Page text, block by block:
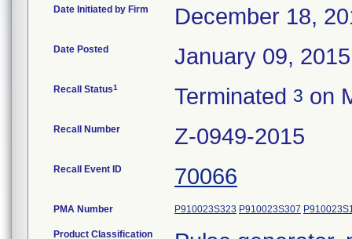
Date Initiated by Firm December 18,
Date Posted January 09, 2015
Recall Status1 Terminated 3 on
Recall Number Z-0949-2015
Recall Event ID 70066
PMA Number P910023S323 P910023S307
Product Classification